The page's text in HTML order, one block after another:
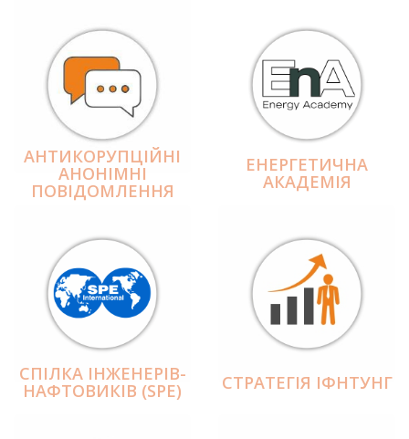
АНТИКОРУПЦІЙНІ
АНОНІМНІ
ПОВІДОМЛЕННЯ
ЕНЕРГЕТИЧНА
АКАДЕМІЯ
СПІЛКА ІНЖЕНЕРІВ-
НАФТОВИКІВ (SPE) СТРАТЕГІЯ ІФНТУНГ